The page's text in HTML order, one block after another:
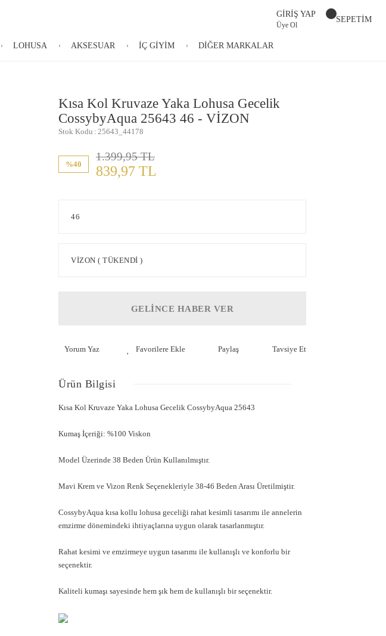
GİRİŞ YAP
Üye Ol
SEPETİM
LOHUSA AKSESUAR İÇ GİYİM DİĞER MARKALAR
Kısa Kol Kruvaze Yaka Lohusa Gecelik
CossybyAqua 25643 46 - VİZON
Stok Kodu 25643_44178
%40
1.399,95 TL
839,97 TL
GELİNCE HABER VER
Yorum Yaz Paylaş Tavsiye Et
Ürün Bilgisi
Kısa Kol Kruvaze Yaka Lohusa Gecelik CossybyAqua 25643
Kumaş İçeriği: %100 Viskon
Model Üzerinde 38 Beden Ürün Kullanılmıştır.
Mavi Krem ve Vizon Renk Seçenekleriyle 38-46 Beden Arası Üretilmiştir.
CossybyAqua kısa kollu lohusa geceliği rahat kesimli tasarımı ile annelerin
emzirme dönemindeki ihtiyaçlarına uygun olarak tasarlanmıştır.
Rahat kesimi ve emzirmeye uygun tasarımı ile kullanışlı ve konforlu bir
seçenektir.
Kaliteli kumaşı sayesinde hem şık hem de kullanışlı bir seçenektir.